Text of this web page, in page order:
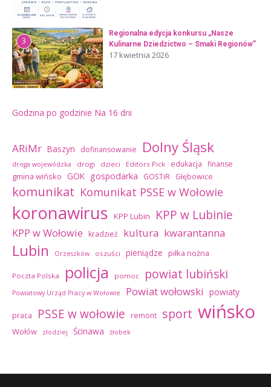
3
Regionalna edycja konkursu „Nasze
Kulinarne Dziedzictwo – Smaki Regionów”
17 kwietnia 2026
Godzina po godzinie Na 16 dni
ARiMr Baszyn dofinansowanie Dolny Śląsk
droga wojewódzka drogi dzieci Editors Pick edukacja finanse
gmina wińsko GOK gospodarka GOSTiR Głębowice
komunikat Komunikat PSSE w Wołowie
koronawirus KPP Lubin KPP w Lubinie
KPP w Wołowie kradzież kultura kwarantanna
Lubin Orzeszków oszuści pieniądze piłka nożna
Poczta Polska policja pomoc powiat lubiński
Powiatowy Urząd Pracy w Wołowie Powiat wołowski powiaty
praca PSSE w wołowie remont sport wińsko
Wołów złodziej Ścinawa żłobek